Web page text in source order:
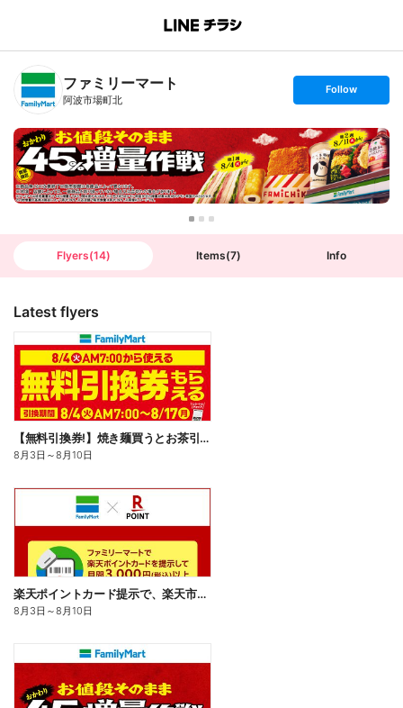
B
n
T
ファミリーマート
阿波市場町北
s
t
o
l
l
o
w
Follow
Flyers(14) Items(7) Info
Latest flyers
【無料引換券!】焼き麺買うとお茶引換券貰える!
8月3日 ～8月10日
楽天ポイントカード提示で、楽天市場でのお買い物がおトクに!
8月3日 ～8月10日